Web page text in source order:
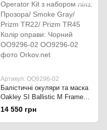
Артикул: OO9296-02
Балістичні окуляри та маска
Oakley SI Ballistic M Frame
Alpha Matte Black Operator Kit
з набором лінз: Прозора/
Smoke Gray/ Prizm TR22/
14 550 грн